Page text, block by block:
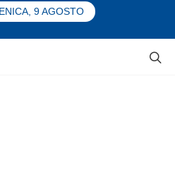
9 AGOSTO